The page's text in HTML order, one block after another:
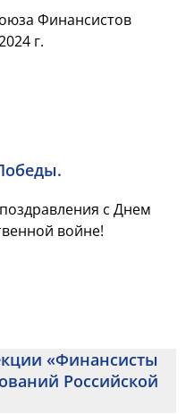
Финансистов
г.
с Днем
войне!
«Финансисты
Российской